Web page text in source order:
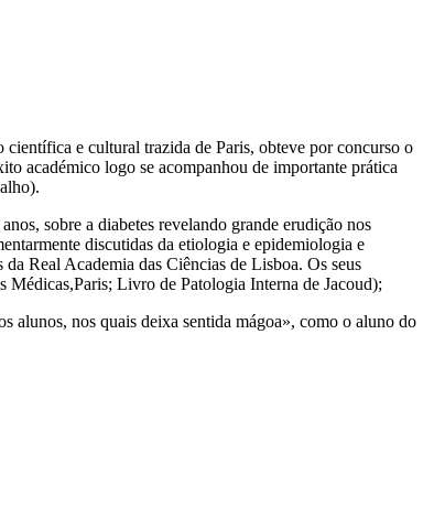
e cultural trazida de Paris, obteve por concurso o
académico logo se acompanhou de importante prática
sobre a diabetes revelando grande erudição nos
discutidas da etiologia e epidemiologia e
Real Academia das Ciências de Lisboa. Os seus
Médicas,Paris; Livro de Patologia Interna de Jacoud);
alunos, nos quais deixa sentida mágoa», como o aluno do